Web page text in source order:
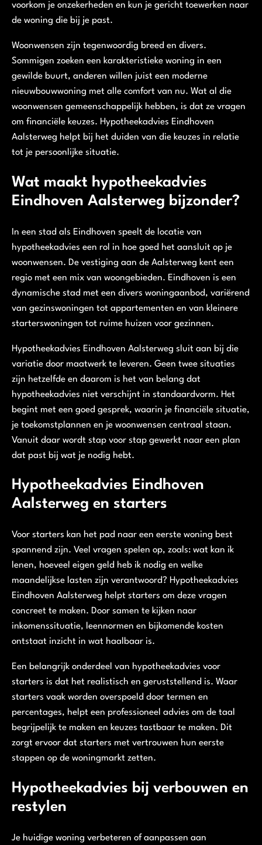
voorkom je onzekerheden en kun je gericht toewerken naar
de woning die bij je past.
Woonwensen zijn tegenwoordig breed en divers.
Sommigen zoeken een karakteristieke woning in een
gewilde buurt, anderen willen juist een moderne
nieuwbouwwoning met alle comfort van nu. Wat al die
woonwensen gemeenschappelijk hebben, is dat ze vragen
om financiële keuzes. Hypotheekadvies Eindhoven
Aalsterweg helpt bij het duiden van die keuzes in relatie
tot je persoonlijke situatie.
Wat maakt hypotheekadvies
Eindhoven Aalsterweg bijzonder?
In een stad als Eindhoven speelt de locatie van
hypotheekadvies een rol in hoe goed het aansluit op je
woonwensen. De vestiging aan de Aalsterweg kent een
regio met een mix van woongebieden. Eindhoven is een
dynamische stad met een divers woningaanbod, variërend
van gezinswoningen tot appartementen en van kleinere
starterswoningen tot ruime huizen voor gezinnen.
Hypotheekadvies Eindhoven Aalsterweg sluit aan bij die
variatie door maatwerk te leveren. Geen twee situaties
zijn hetzelfde en daarom is het van belang dat
hypotheekadvies niet verschijnt in standaardvorm. Het
begint met een goed gesprek, waarin je financiële situatie,
je toekomstplannen en je woonwensen centraal staan.
Vanuit daar wordt stap voor stap gewerkt naar een plan
dat past bij wat je nodig hebt.
Hypotheekadvies Eindhoven
Aalsterweg en starters
Voor starters kan het pad naar een eerste woning best
spannend zijn. Veel vragen spelen op, zoals: wat kan ik
lenen, hoeveel eigen geld heb ik nodig en welke
maandelijkse lasten zijn verantwoord? Hypotheekadvies
Eindhoven Aalsterweg helpt starters om deze vragen
concreet te maken. Door samen te kijken naar
inkomenssituatie, leennormen en bijkomende kosten
ontstaat inzicht in wat haalbaar is.
Een belangrijk onderdeel van hypotheekadvies voor
starters is dat het realistisch en geruststellend is. Waar
starters vaak worden overspoeld door termen en
percentages, helpt een professioneel advies om de taal
begrijpelijk te maken en keuzes tastbaar te maken. Dit
zorgt ervoor dat starters met vertrouwen hun eerste
stappen op de woningmarkt zetten.
Hypotheekadvies bij verbouwen en
restylen
Je huidige woning verbeteren of aanpassen aan